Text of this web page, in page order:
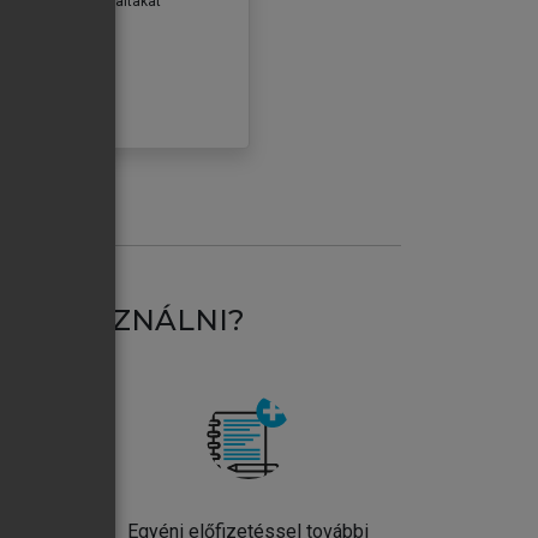
HASZNÁLNI?
Egyéni előfizetéssel további